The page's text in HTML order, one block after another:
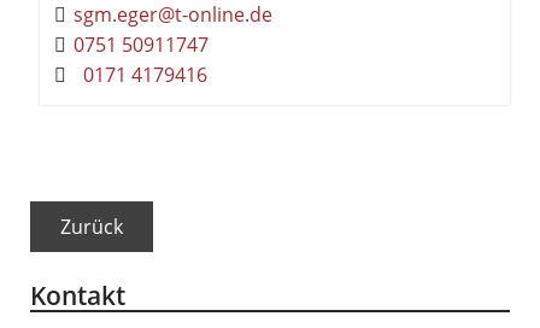
sgm.eger@t-online.de
0751 50911747
0171 4179416
Zurück
Kontakt